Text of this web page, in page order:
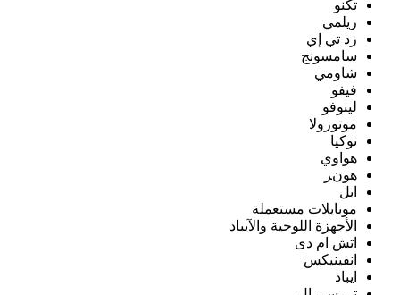
تكنو
ريلمي
زد تي إي
سامسونج
شاومي
فيفو
لينوفو
موتورولا
نوكيا
هواوي
هونر
ابل
موبايلات مستعملة
الأجهزة اللوحية والآيباد
اتش ام دى
انفينيكس
ايباد